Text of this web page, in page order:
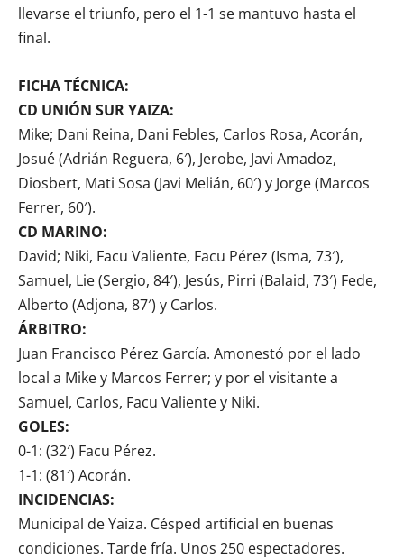
llevarse el triunfo, pero el 1-1 se mantuvo hasta el
final.
FICHA TÉCNICA:
CD UNIÓN SUR YAIZA:
Mike; Dani Reina, Dani Febles, Carlos Rosa, Acorán,
Josué (Adrián Reguera, 6′), Jerobe, Javi Amadoz,
Diosbert, Mati Sosa (Javi Melián, 60′) y Jorge (Marcos
Ferrer, 60′).
CD MARINO:
David; Niki, Facu Valiente, Facu Pérez (Isma, 73′),
Samuel, Lie (Sergio, 84′), Jesús, Pirri (Balaid, 73′) Fede,
Alberto (Adjona, 87′) y Carlos.
ÁRBITRO:
Juan Francisco Pérez García. Amonestó por el lado
local a Mike y Marcos Ferrer; y por el visitante a
Samuel, Carlos, Facu Valiente y Niki.
GOLES:
0-1: (32′) Facu Pérez.
1-1: (81′) Acorán.
INCIDENCIAS:
Municipal de Yaiza. Césped artificial en buenas
condiciones. Tarde fría. Unos 250 espectadores.